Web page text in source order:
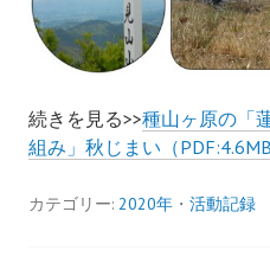
続きを見る>>種山ヶ原の「
組み」秋じまい（PDF:4.6MB
カテゴリー: 2020年 ・ 活動記録